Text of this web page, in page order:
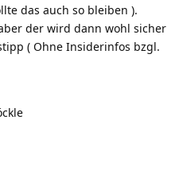
das auch so bleiben ).
der wird dann wohl sicher
( Ohne Insiderinfos bzgl.